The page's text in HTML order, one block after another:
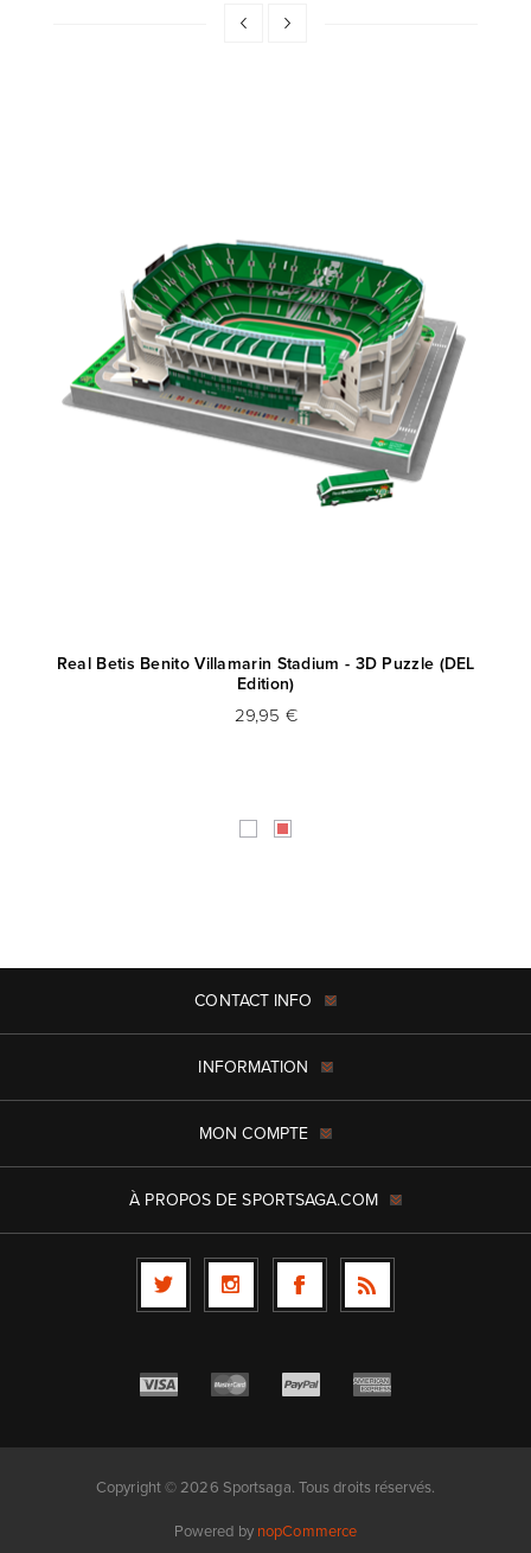
Real Betis Benito Villamarin Stadium - 3D Puzzle (DEL
Edition)
29,95 €
CONTACT INFO
INFORMATION
MON COMPTE
À PROPOS DE SPORTSAGA.COM
Copyright © 2026 Sportsaga. Tous droits réservés.
Powered by nopCommerce